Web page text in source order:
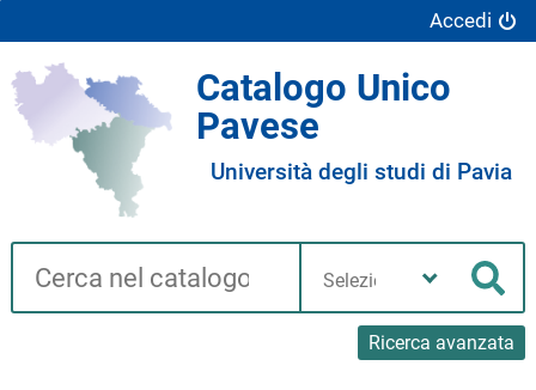
Accedi
Catalogo Unico
Pavese
Università degli studi di Pavia
Cerca su "Catalogo"
Ricerca avanzata
biblioteca